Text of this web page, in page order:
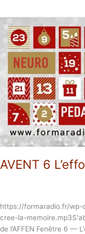
AVENT 6
https://formaradio.fr/wp-
cree-la-
de l’AFFEN Fenêtre 6 —
L’effort
crée
mémoire